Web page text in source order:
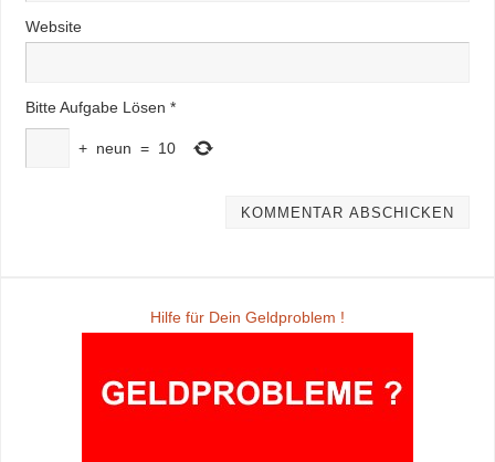
Website
Bitte Aufgabe Lösen *
+ neun = 10
Hilfe für Dein Geldproblem !